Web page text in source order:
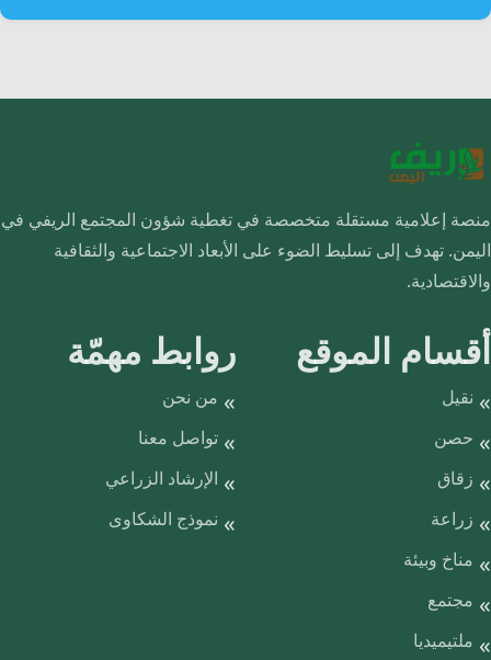
منصة إعلامية مستقلة متخصصة في تغطية شؤون المجتمع الريفي في
اليمن. تهدف إلى تسليط الضوء على الأبعاد الاجتماعية والثقافية
والاقتصادية.
أقسام الموقع
نقيل
حصن
زقاق
زراعة
مناخ وبيئة
مجتمع
ملتيميديا
روابط مهمّة
من نحن
تواصل معنا
الإرشاد الزراعي
نموذج الشكاوى